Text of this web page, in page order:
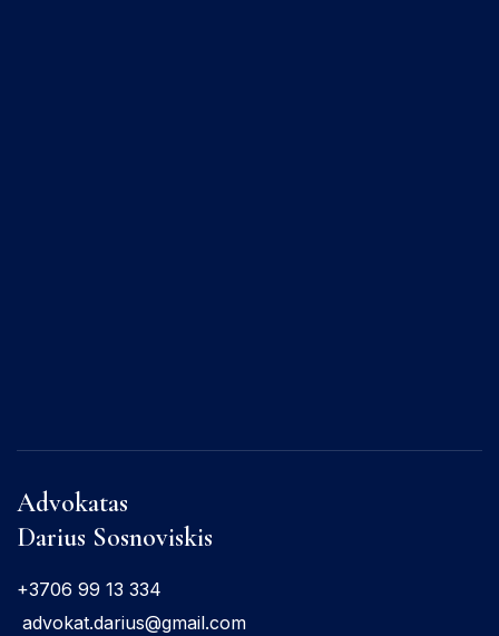
Advokatas
Darius Sosnoviskis
+3706 99 13 334
advokat.darius@gmail.com